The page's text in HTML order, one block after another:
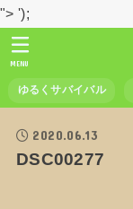
"> ');
ゆるくサバイバル
MENU
2020.06.13
DSC00277